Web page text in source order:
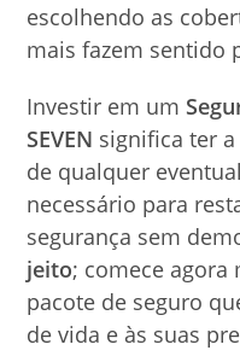
escolhendo as
mais fazem sentido
Investir em um
SEVEN significa ter
de qualquer
necessário para
segurança sem
jeito; comece
pacote de seguro
de vida e às suas